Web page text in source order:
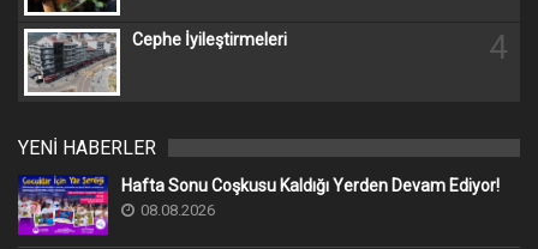
Cephe İyileştirmeleri 4
YENİ HABERLER
Hafta Sonu Coşkusu Kaldığı Yerden Devam Ediyor!
08.08.2026